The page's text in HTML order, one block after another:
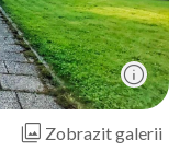
info
photo_library Zobrazit galerii